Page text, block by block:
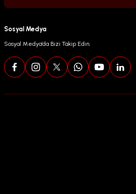
Sosyal Medya
Sosyal Medya’da Bizi Takip Edin.